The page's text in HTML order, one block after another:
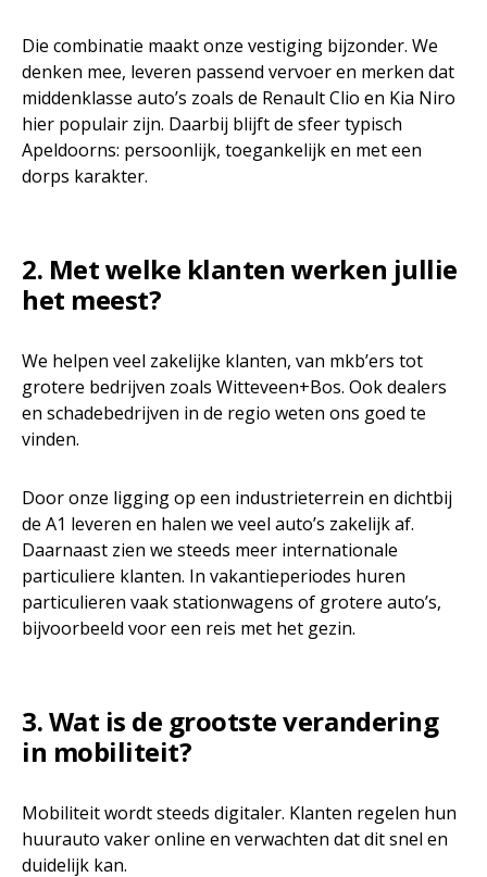
Die combinatie maakt onze vestiging bijzonder. We
denken mee, leveren passend vervoer en merken dat
middenklasse auto’s zoals de Renault Clio en Kia Niro
hier populair zijn. Daarbij blijft de sfeer typisch
Apeldoorns: persoonlijk, toegankelijk en met een
dorps karakter.
2. Met welke klanten werken jullie
het meest?
We helpen veel zakelijke klanten, van mkb’ers tot
grotere bedrijven zoals Witteveen+Bos. Ook dealers
en schadebedrijven in de regio weten ons goed te
vinden.
Door onze ligging op een industrieterrein en dichtbij
de A1 leveren en halen we veel auto’s zakelijk af.
Daarnaast zien we steeds meer internationale
particuliere klanten. In vakantieperiodes huren
particulieren vaak stationwagens of grotere auto’s,
bijvoorbeeld voor een reis met het gezin.
3. Wat is de grootste verandering
in mobiliteit?
Mobiliteit wordt steeds digitaler. Klanten regelen hun
huurauto vaker online en verwachten dat dit snel en
duidelijk kan.